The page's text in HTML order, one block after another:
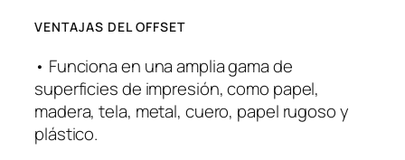
VENTAJAS DEL OFFSET
• Funciona en una amplia gama de
superficies de impresión, como papel,
madera, tela, metal, cuero, papel rugoso y
plástico.